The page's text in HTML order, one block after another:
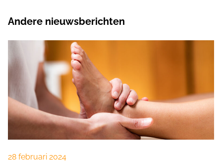
Andere nieuwsberichten
28 februari 2024